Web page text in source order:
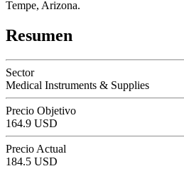
Tempe, Arizona.
Resumen
Sector
Medical Instruments & Supplies
Precio Objetivo
164.9 USD
Precio Actual
184.5 USD